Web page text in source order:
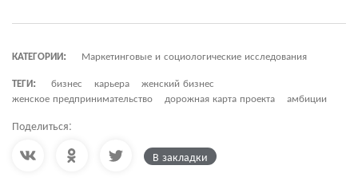
КАТЕГОРИИ:
Маркетинговые и социологические исследования
ТЕГИ:
бизнес карьера
женский бизнес
женское предпринимательство
дорожная карта проекта амбиции
Поделиться:
В закладки